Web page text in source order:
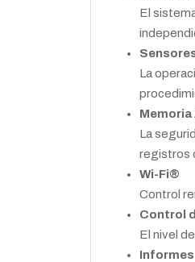
El
La
Memoria
La
registros
Wi-Fi®
Control
Control
El nivel